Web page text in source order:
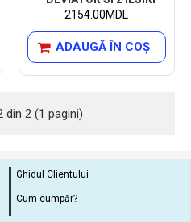
2154.00MDL
ADAUGĂ ÎN COŞ
din 2 (1 pagini)
Ghidul Clientului
Cum cumpăr?